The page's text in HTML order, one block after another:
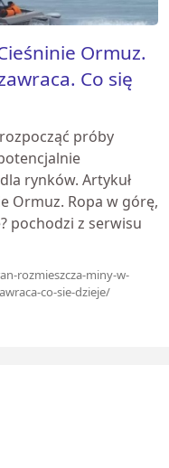
Ormuz.
Co się
próby
rynków. Artykuł
Ormuz. Ropa w górę,
pochodzi z serwisu
rozmieszcza-miny-w-
co-sie-dzieje/